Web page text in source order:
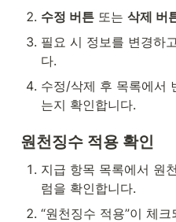
수정 버튼 또는 삭제 버
필요 시 정보를 변경하
다.
수정/삭제 후 목록에서
는지 확인합니다.
원천징수 적용 확인
지급 항목 목록에서 원
럼을 확인합니다.
“원천징수 적용”이 체